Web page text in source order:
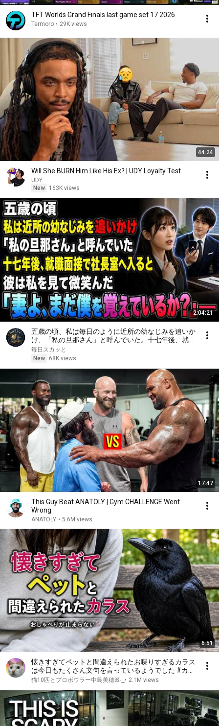
TFT Worlds Grand Finals last game set 17 2026
Termoro • 29K views
44:24
Will She BURN Him Like His Ex? | UDY Loyalty Test
UDY
New
163K views
2:04:21
五歳の頃、私は毎日のように近所の幼なじみを追いか
け、「私の旦那さん」と呼んでいた。十七年後、就職
面接で社長室へ入ると、彼は私を見て微笑んだ。「妻
よ、まだ僕を覚えているか？」――
毎日スカッと
New
68K views
17:47
This Guy Beat ANATOLY | Gym CHALLENGE Went
Wrong
ANATOLY • 5.6M views
6:51
懐きすぎてペットと間違えられたお喋りすぎるカラス
は今日もたくさん文句を言っているようでした #カラ
ス ｜Friendly Crow
猫10匹とプロボウラー中島美穂ꕤ︎︎·͜· • 2.1M views